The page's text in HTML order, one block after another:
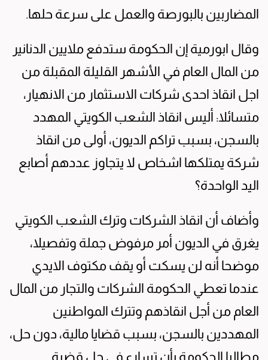
المضاربين بالبورصة والعمل على سرعة حلها.
وقال ابورمية إن الحكومة ستدفع ملايين الدنانير
من المال العام في الأشهر القليلة المقبلة من
اجل انقاذ احدى شركات الاستثمار من الانهيار،
متسائلا: أليس انقاذ الشعب الكويتي المهدد
بالسجن، بسبب تراكم الديون، أولى من انقاذ
شركة يمتلكها اشخاص لا يتجاوز عددهم أصابع
اليد الواحدة؟
وأضاف أن انقاذ الشركات وترك الشعب الكويتي
يغرق في الديون أمر مرفوض جملة وتفصيلا،
موضحا أنه لن يسكت أو يقف مكتوف الايدي
عندما تعطي الحكومة الشركات والتجار من المال
العام من أجل انقاذهم وتترك المواطنين
المهددين بالسجن، بسبب قضايا مالية، دون حل،
مطالبا الحكومة بأن تسارع في حل قضية